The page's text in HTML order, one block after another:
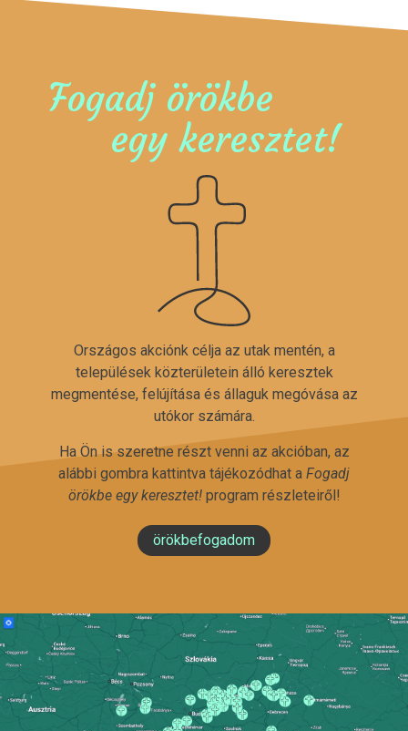
Fogadj örökbe
egy keresztet!
Országos akciónk célja az utak mentén, a
települések közterületein álló keresztek
megmentése, felújítása és állaguk megóvása az
utókor számára.
Ha Ön is szeretne részt venni az akcióban, az
alábbi gombra kattintva tájékozódhat a Fogadj
örökbe egy keresztet!program részleteiről!
örökbefogadom